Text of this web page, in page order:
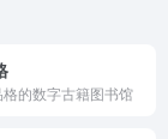
格的数字古籍图书馆